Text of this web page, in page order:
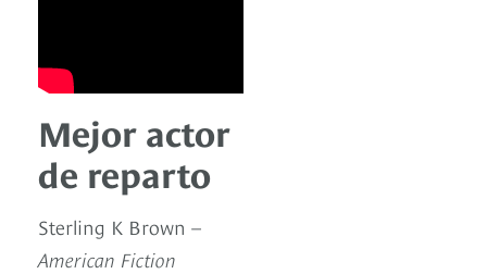
Mejor actor
de reparto
Sterling K Brown –
American Fiction